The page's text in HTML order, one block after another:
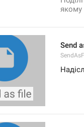
якому
Send